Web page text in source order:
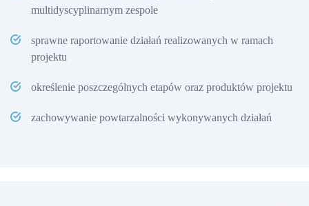
multidyscyplinarnym zespole
sprawne raportowanie działań realizowanych w ramach
projektu
określenie poszczególnych etapów oraz produktów projektu
zachowywanie powtarzalności wykonywanych działań